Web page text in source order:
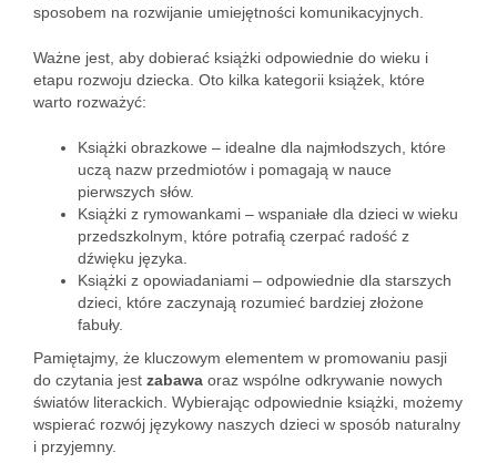
sposobem na rozwijanie umiejętności komunikacyjnych.
Ważne jest, aby dobierać książki odpowiednie do wieku i
etapu rozwoju dziecka. Oto kilka kategorii książek, które
warto rozważyć:
Książki obrazkowe – idealne dla najmłodszych, które
uczą nazw przedmiotów i pomagają w nauce
pierwszych słów.
Książki z rymowankami – wspaniałe dla dzieci w wieku
przedszkolnym, które potrafią czerpać radość z
dźwięku języka.
Książki z opowiadaniami – odpowiednie dla starszych
dzieci, które zaczynają rozumieć bardziej złożone
fabuły.
Pamiętajmy, że kluczowym elementem w promowaniu pasji
do czytania jest zabawa oraz wspólne odkrywanie nowych
światów literackich. Wybierając odpowiednie książki, możemy
wspierać rozwój językowy naszych dzieci w sposób naturalny
i przyjemny.